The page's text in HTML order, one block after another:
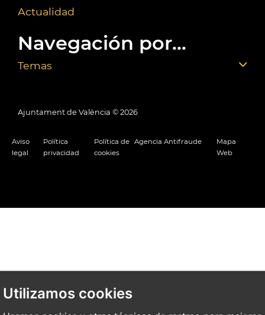
Utilizamos cookies
Actualidad
Navegación por...
Temas
Ajuntament de València © 2026
Aviso
legal
Política
privacidad
Política de
cookies
Agencia Antifraude
Mapa
Web